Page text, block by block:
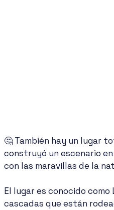
🤔 También hay un lugar
construyó un escenario
con las maravillas de la
El lugar es conocido
cascadas que están